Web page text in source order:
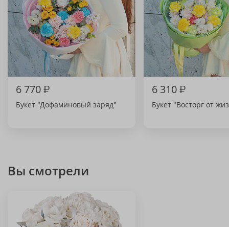
6 770₽
Букет "Дофаминовый заряд"
6 310₽
Букет "Восторг от
Вы смотрели